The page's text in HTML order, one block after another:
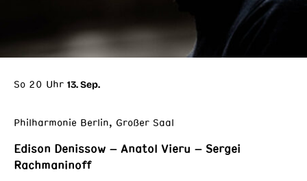
So 20 Uhr 13. Sep.
Philharmonie Berlin, Großer Saal
Edison Denissow – Anatol Vieru – Sergei
Rachmaninoff